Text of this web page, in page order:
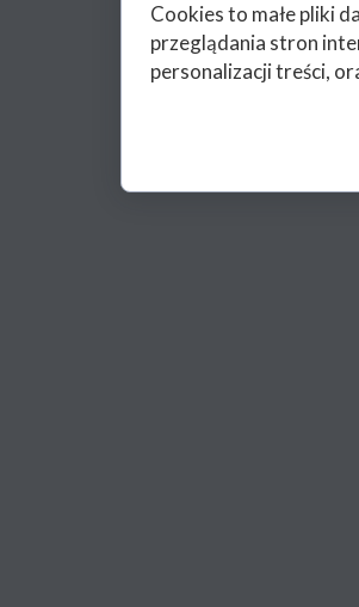
Cookies to małe pliki
przeglądania stron
personalizacji treści,